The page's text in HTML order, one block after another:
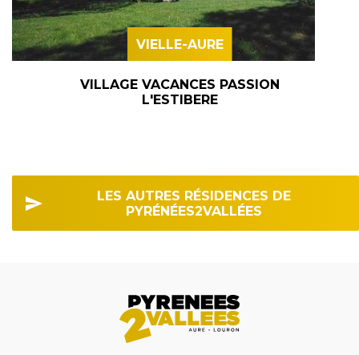
VIELLE-AURE
VILLAGE VACANCES PASSION
L'ESTIBERE
LES AUTRES RÉSIDENCES DE
PYRÉNÉES2VALLÉES